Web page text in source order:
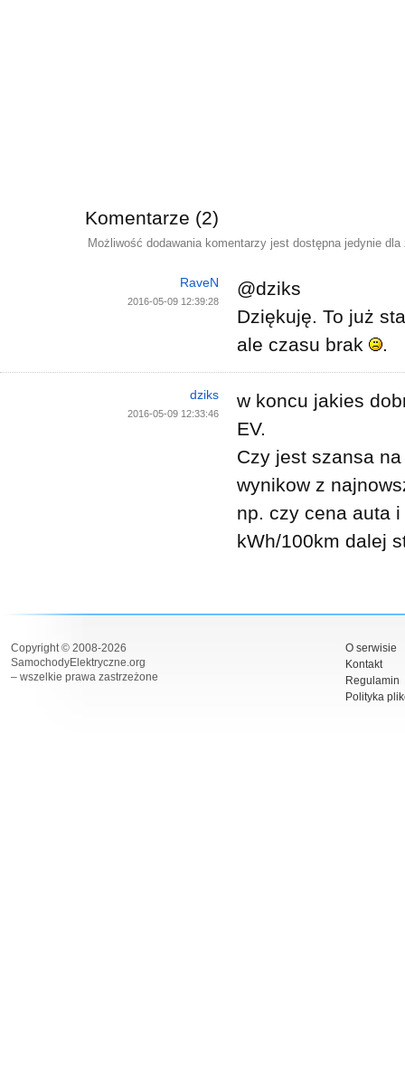
Komentarze (2)
Możliwość dodawania komentarzy jest dostępna jedynie
RaveN
2016-05-09 12:39:28
@dziks
Dziękuję. To już
ale czasu brak
.
dziks
2016-05-09 12:33:46
w koncu jakies
EV.
Czy jest szansa
wynikow z
np. czy cena auta
kWh/100km dalej
Copyright © 2008-2026
SamochodyElektryczne.org
– wszelkie prawa zastrzeżone
O serwisie
Kontakt
Regulamin
Polityka